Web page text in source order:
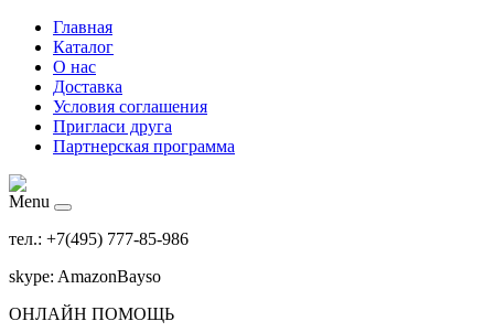
Главная
Каталог
О нас
Доставка
Условия соглашения
Пригласи друга
Партнерская программа
Menu
тел.: +7(495) 777-85-986
skype: AmazonBayso
ОНЛАЙН ПОМОЩЬ